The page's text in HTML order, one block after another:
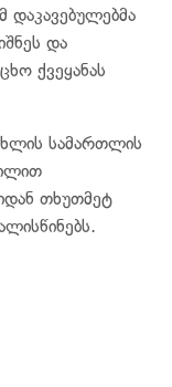
დაკავებულებმა
და
ქვეყანას
სამართლის
თხუთმეტ